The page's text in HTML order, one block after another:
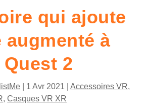
qui ajoute
augmenté à
Quest 2
1 Avr 2021 |Accessoires VR,
,Casques VR XR